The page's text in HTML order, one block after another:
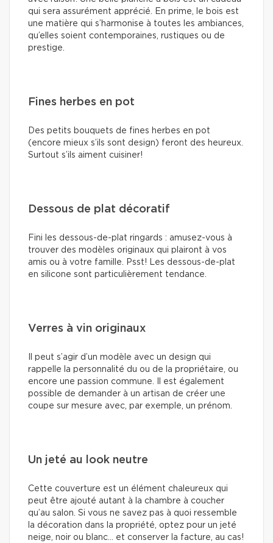
qui sera assurément apprécié. En prime, le bois est
une matière qui s’harmonise à toutes les ambiances,
qu’elles soient contemporaines, rustiques ou de
prestige.
Fines herbes en pot
Des petits bouquets de fines herbes en pot
(encore mieux s’ils sont design) feront des heureux.
Surtout s’ils aiment cuisiner!
Dessous de plat décoratif
Fini les dessous-de-plat ringards : amusez-vous à
trouver des modèles originaux qui plairont à vos
amis ou à votre famille. Psst! Les dessous-de-plat
en silicone sont particulièrement tendance.
Verres à vin originaux
Il peut s’agir d’un modèle avec un design qui
rappelle la personnalité du ou de la propriétaire, ou
encore une passion commune. Il est également
possible de demander à un artisan de créer une
coupe sur mesure avec, par exemple, un prénom.
Un jeté au look neutre
Cette couverture est un élément chaleureux qui
peut être ajouté autant à la chambre à coucher
qu’au salon. Si vous ne savez pas à quoi ressemble
la décoration dans la propriété, optez pour un jeté
neige, noir ou blanc… et conserver la facture, au cas!